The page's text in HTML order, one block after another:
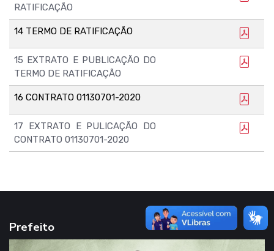
RATIFICAÇÃO
14 TERMO DE RATIFICAÇÃO
15 EXTRATO E PUBLICAÇÃO DO
TERMO DE RATIFICAÇÃO
16 CONTRATO 01130701-2020
17 EXTRATO E PULICAÇÃO DO
CONTRATO 01130701-2020
Prefeito